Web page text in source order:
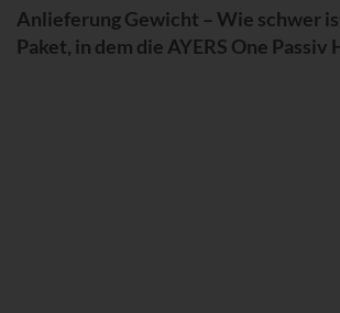
Anlieferung Gewicht – Wie schwer
Paket, in dem die AYERS One Passiv